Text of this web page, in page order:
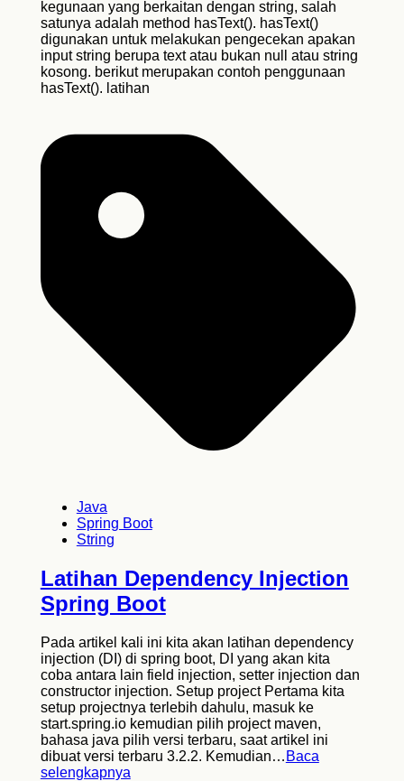
kegunaan yang berkaitan dengan string, salah
satunya adalah method hasText(). hasText()
digunakan untuk melakukan pengecekan apakan
input string berupa text atau bukan null atau string
kosong. berikut merupakan contoh penggunaan
hasText(). latihan
Java
Spring Boot
String
Latihan Dependency Injection
Spring Boot
Pada artikel kali ini kita akan latihan dependency
injection (DI) di spring boot, DI yang akan kita
coba antara lain field injection, setter injection dan
constructor injection. Setup project Pertama kita
setup projectnya terlebih dahulu, masuk ke
start.spring.io kemudian pilih project maven,
bahasa java pilih versi terbaru, saat artikel ini
dibuat versi terbaru 3.2.2. Kemudian… Baca
selengkapnya